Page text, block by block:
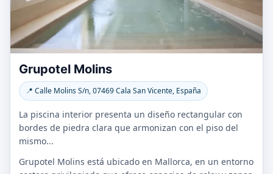
Grupotel Molins
📍 Calle Molins S/n, 07469 Cala San Vicente, España
La piscina interior presenta un diseño rectangular con
bordes de piedra clara que armonizan con el piso del
mismo...
Grupotel Molins está ubicado en Mallorca, en un entorno